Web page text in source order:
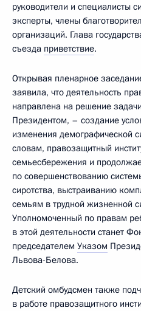
руководители и специалисты
эксперты, члены
организаций. Глава
съезда приветствие.
Открывая пленарное
заявила, что деятельность
направлена на решение
Президентом, – создание
изменения демографической
словам, правозащитный
семьесбережения и
по совершенствованию
сиротства, выстраиванию
семьям в трудной жизненной
Уполномоченный по правам
в этой деятельности станет
председателем Указом
Львова-Белова.
Детский омбудсмен также
в работе правозащитного